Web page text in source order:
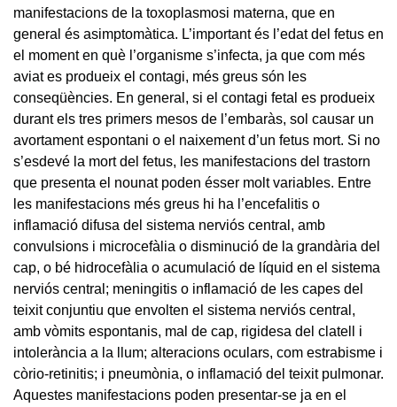
manifestacions de la toxoplasmosi materna, que en
general és asimptomàtica. L’important és l’edat del fetus en
el moment en què l’organisme s’infecta, ja que com més
aviat es produeix el contagi, més greus són les
conseqüències. En general, si el contagi fetal es produeix
durant els tres primers mesos de l’embaràs, sol causar un
avortament espontani o el naixement d’un fetus mort. Si no
s’esdevé la mort del fetus, les manifestacions del trastorn
que presenta el nounat poden ésser molt variables. Entre
les manifestacions més greus hi ha l’encefalitis o
inflamació difusa del sistema nerviós central, amb
convulsions i microcefàlia o disminució de la grandària del
cap, o bé hidrocefàlia o acumulació de líquid en el sistema
nerviós central; meningitis o inflamació de les capes del
teixit conjuntiu que envolten el sistema nerviós central,
amb vòmits espontanis, mal de cap, rigidesa del clatell i
intolerància a la llum; alteracions oculars, com estrabisme i
còrio-retinitis; i pneumònia, o inflamació del teixit pulmonar.
Aquestes manifestacions poden presentar-se ja en el